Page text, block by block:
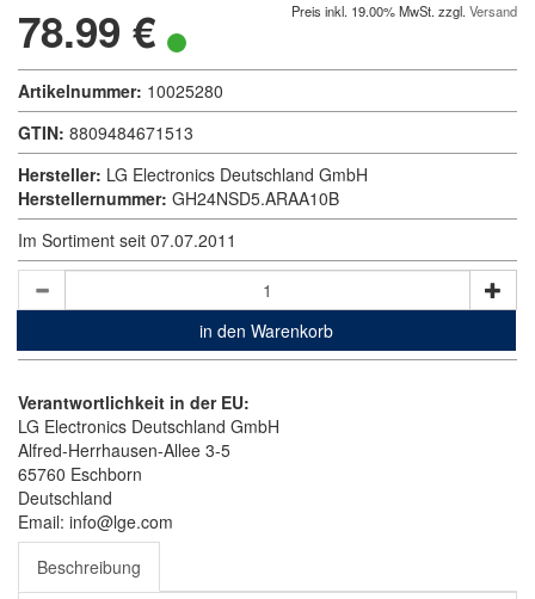
78.99 € Preis inkl. 19.00% MwSt. zzgl. Versand
Artikelnummer: 10025280
GTIN: 8809484671513
Hersteller: LG Electronics Deutschland GmbH
Herstellernummer: GH24NSD5.ARAA10B
Im Sortiment seit 07.07.2011
in den Warenkorb
Verantwortlichkeit in der EU:
LG Electronics Deutschland GmbH
Alfred-Herrhausen-Allee 3-5
65760 Eschborn
Deutschland
Email: info@lge.com
Beschreibung